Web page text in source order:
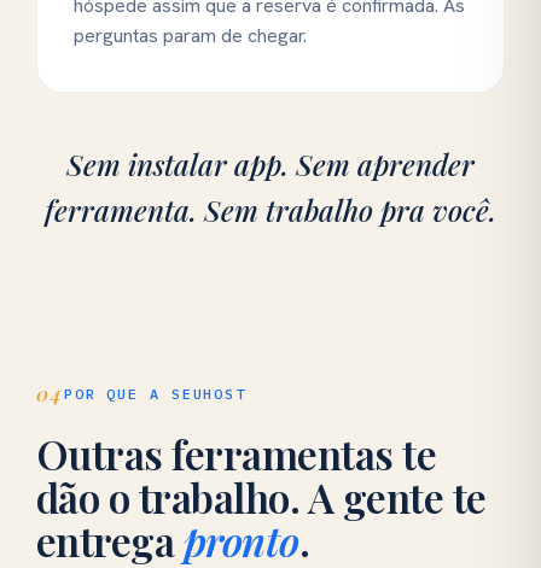
hóspede assim que a reserva é confirmada. As
perguntas param de chegar.
Sem instalar app. Sem aprender
ferramenta. Sem trabalho pra você.
04 POR QUE A SEUHOST
Outras ferramentas te
dão o trabalho. A gente te
entregapronto.